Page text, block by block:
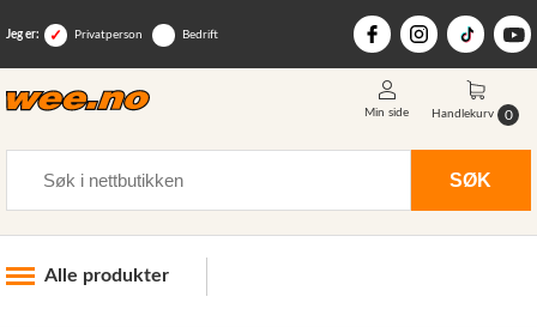
Jeg er: Privatperson Bedrift
SØK
Min side Handlekurv 0
Alle produkter